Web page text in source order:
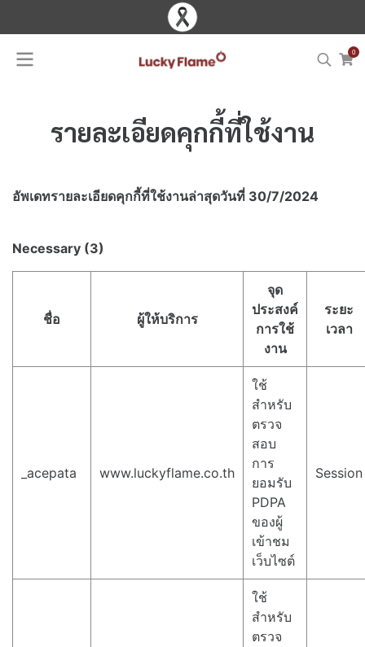
0
รายละเอียดคุกกี้ที่ใช้งาน​
อัพเดทรายละเอียดคุกกี้ที่ใช้งาน​ล่าสุดวันที่ 30/7/2024
Necessary (3)
ชื่อ ผู้ให้บริการ
จุด
ประสงค์
การใช้
งาน
ระยะ
เวลา
_acepata www.luckyflame.co.th
ใช้
สำหรับ
ตรวจ
สอบ
การ
ยอมรับ
PDPA
ของผู้
เข้าชม
เว็บไซต์
Session
ใช้
สำหรับ
ตรวจ